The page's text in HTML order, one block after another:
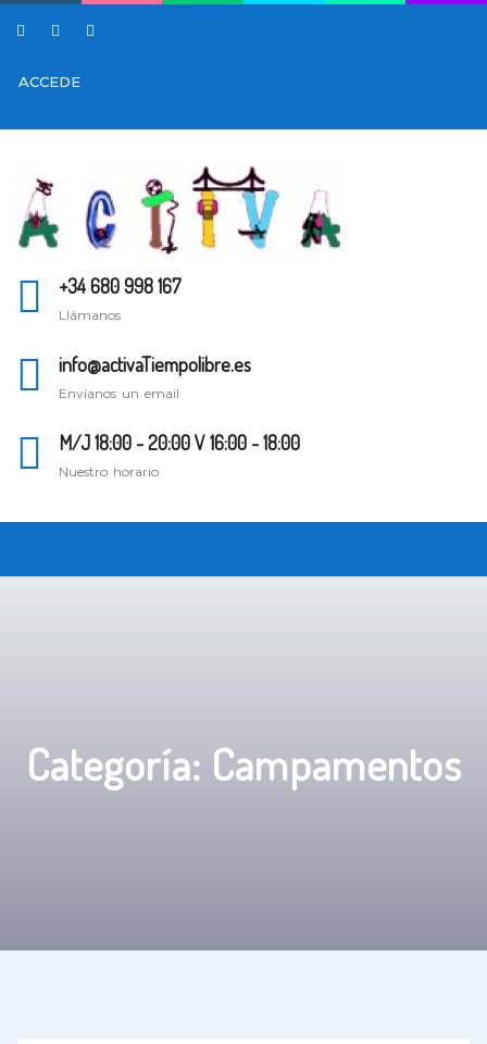
ACCEDE
+34 680 998 167
Llámanos
info@activaTiempolibre.es
Envíanos un email
M/J 18:00 - 20:00 V 16:00 - 18:00
Nuestro horario
Categoría: Campamentos